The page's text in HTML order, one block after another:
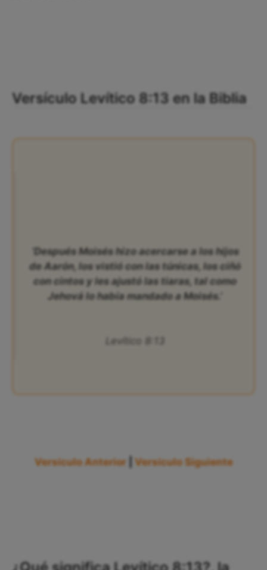
Versículo Levítico 8:13 en la Biblia
‘Después Moisés hizo acercarse a los hijos
de Aarón, los vistió con las túnicas, los ciñó
con cintos y les ajustó las tiaras, tal como
Jehová lo había mandado a Moisés.’
Levítico 8:13
Versículo Anterior Versículo Siguiente